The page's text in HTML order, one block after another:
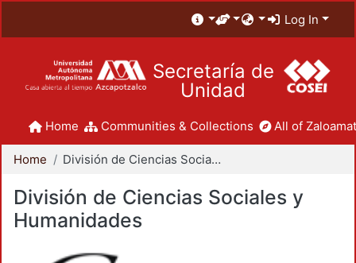
Log In
Secretaría de
Unidad
Home Communities & Collections All of
Home División de Ciencias Sociales y Humanidades
División de Ciencias Sociales y
Humanidades